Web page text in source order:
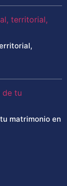
matrimonio en